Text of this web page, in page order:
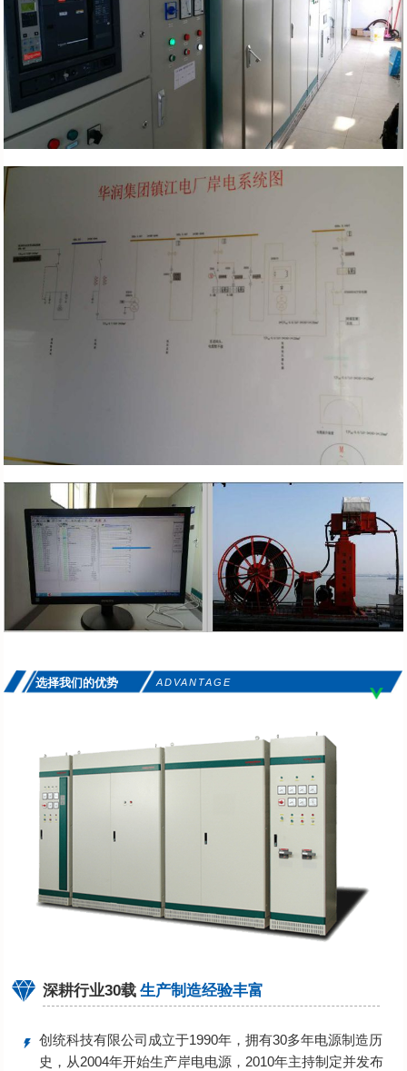
选择我们的优势 ADVANTAGE
深耕行业30载 生产制造经验丰富
创统科技有限公司成立于1990年，拥有30多年电源制造历
史，从2004年开始生产岸电电源，2010年主持制定并发布